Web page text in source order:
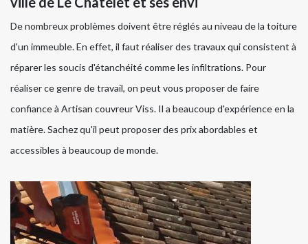
De nombreux problèmes doivent être réglés au niveau de la toiture
d'un immeuble. En effet, il faut réaliser des travaux qui consistent à
réparer les soucis d'étanchéité comme les infiltrations. Pour
réaliser ce genre de travail, on peut vous proposer de faire
confiance à Artisan couvreur Viss. Il a beaucoup d'expérience en la
matière. Sachez qu'il peut proposer des prix abordables et
accessibles à beaucoup de monde.